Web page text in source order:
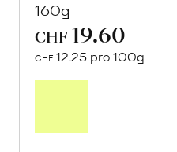
160g
CHF 19.60
CHF 12.25 pro 100g